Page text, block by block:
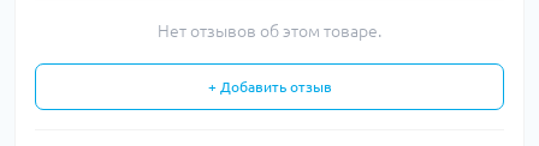
Нет отзывов об этом товаре.
+ Добавить отзыв